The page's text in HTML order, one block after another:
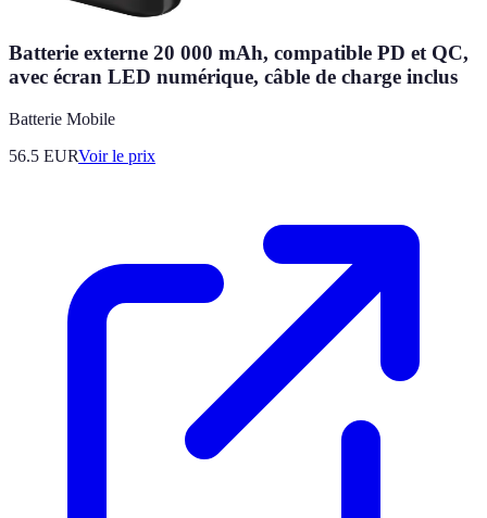
Batterie externe 20 000 mAh, compatible PD et QC,
avec écran LED numérique, câble de charge inclus
Batterie Mobile
56.5 EURVoir le prix